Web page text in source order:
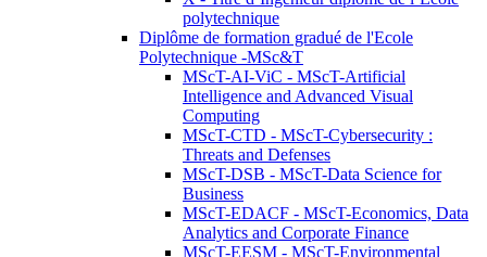
polytechnique
Diplôme de formation gradué de l'Ecole
Polytechnique -MSc&T
MScT-AI-ViC - MScT-Artificial
Intelligence and Advanced Visual
Computing
MScT-CTD - MScT-Cybersecurity :
Threats and Defenses
MScT-DSB - MScT-Data Science for
Business
MScT-EDACF - MScT-Economics, Data
Analytics and Corporate Finance
MScT-EESM - MScT-Environmental